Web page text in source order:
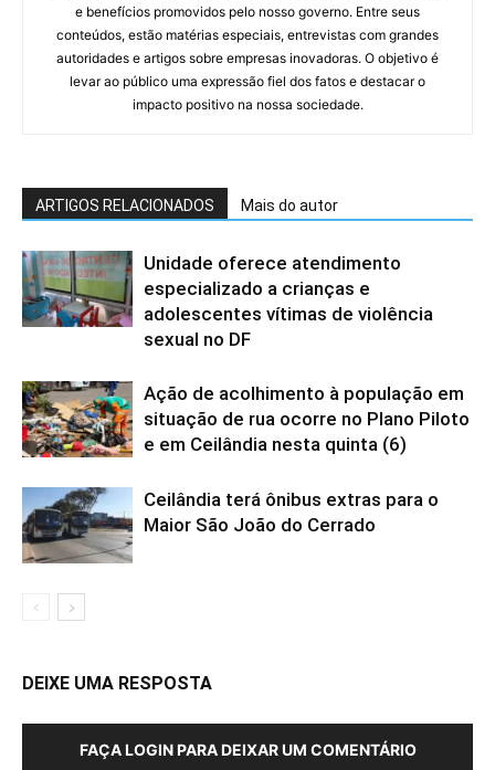
e benefícios promovidos pelo nosso governo. Entre seus
conteúdos, estão matérias especiais, entrevistas com grandes
autoridades e artigos sobre empresas inovadoras. O objetivo é
levar ao público uma expressão fiel dos fatos e destacar o
impacto positivo na nossa sociedade.
ARTIGOS RELACIONADOS Mais do autor
Unidade oferece atendimento
especializado a crianças e
adolescentes vítimas de violência
sexual no DF
Ação de acolhimento à população em
situação de rua ocorre no Plano Piloto
e em Ceilândia nesta quinta (6)
Ceilândia terá ônibus extras para o
Maior São João do Cerrado
DEIXE UMA RESPOSTA
FAÇA LOGIN PARA DEIXAR UM COMENTÁRIO